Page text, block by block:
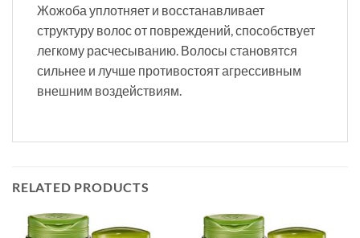
Жожоба уплотняет и восстанавливает
структуру волос от повреждений, способствует
легкому расчесыванию. Волосы становятся
сильнее и лучше противостоят агрессивным
внешним воздействиям.
RELATED PRODUCTS